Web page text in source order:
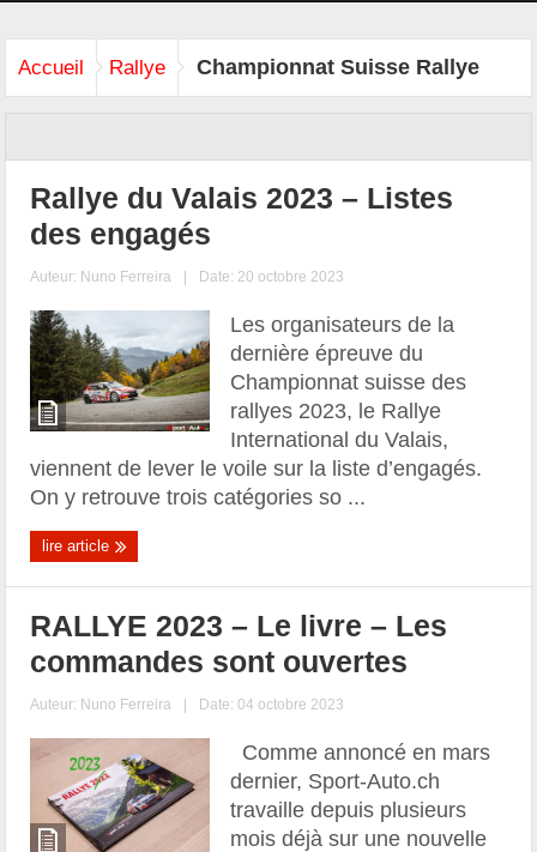
Accueil Rallye Championnat Suisse Rallye
Rallye du Valais 2023 – Listes
des engagés
Auteur: Nuno Ferreira | Date: 20 octobre 2023
Les organisateurs de la
dernière épreuve du
Championnat suisse des
rallyes 2023, le Rallye
International du Valais,
viennent de lever le voile sur la liste d’engagés.
On y retrouve trois catégories so ...
lire article
RALLYE 2023 – Le livre – Les
commandes sont ouvertes
Auteur: Nuno Ferreira | Date: 04 octobre 2023
Comme annoncé en mars
dernier, Sport-Auto.ch
travaille depuis plusieurs
mois déjà sur une nouvelle